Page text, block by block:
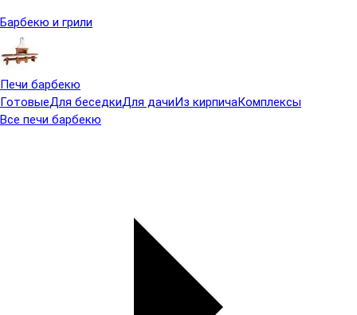
Барбекю и грили
Печи барбекю
ГотовыеДля беседкиДля дачиИз кирпичаКомплексы
Все печи барбекю